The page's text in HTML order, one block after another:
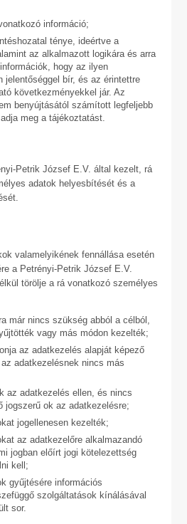
információ;
ténye, ideértve a
az alkalmazott logikára és arra
hogy az ilyen
jelentőséggel bír, és az érintettre
következményekkel jár. Az
benyújtásától számított legfeljebb
meg a tájékoztatást.
Petrik József E.V. által kezelt, rá
adatok helyesbítését és a
valamelyikének fennállása esetén
a Petrényi-Petrik József E.V.
törölje a rá vonatkozó személyes
már nincs szükség abból a célból,
vagy más módon kezelték;
az adatkezelés alapját képező
adatkezelésnek nincs más
az adatkezelés ellen, és nincs
jogszerű ok az adatkezelésre;
jogellenesen kezelték;
az adatkezelőre alkalmazandó
jogban előírt jogi kötelezettség
kell;
gyűjtésére információs
szolgáltatások kínálásával
sor.